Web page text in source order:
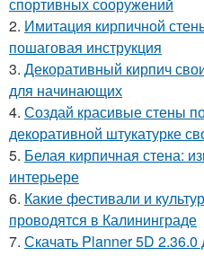
2. Имитация кирпичной
пошаговая инструкция
3. Декоративный кирпич
для начинающих
4. Создай красивые стены
декоративной штукатурке
5. Белая кирпичная стена:
интерьере
6. Какие фестивали и
проводятся в Калининграде
7. Скачать Planner 5D